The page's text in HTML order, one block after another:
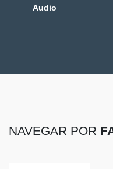
Audio
NAVEGAR POR